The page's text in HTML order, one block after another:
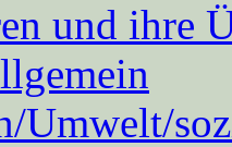
und ihre
Umwelt/